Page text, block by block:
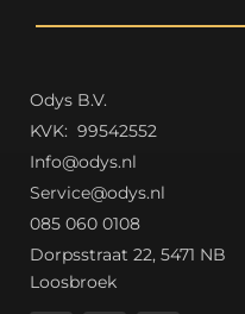
Odys B.V.
KVK: 99542552
Info@odys.nl
Service@odys.nl
085 060 0108
Dorpsstraat 22, 5471 NB
Loosbroek